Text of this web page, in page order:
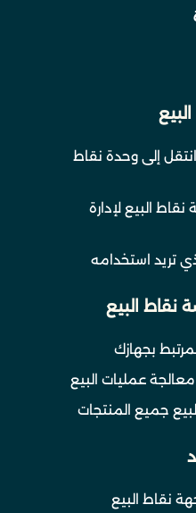
إلى وحدة نقاط
البيع لإدارة
تريد استخدامه
نقاط البيع
بجهازك
عمليات البيع
جميع المنتجات
نقاط البيع